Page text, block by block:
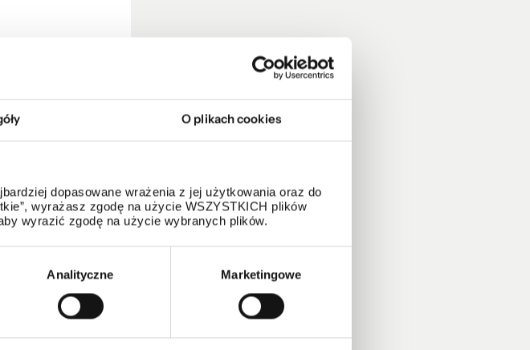
O plikach cookies
dopasowane wrażenia z jej użytkowania oraz do
wyrażasz zgodę na użycie WSZYSTKICH plików
wyrazić zgodę na użycie wybranych plików.
Analityczne Marketingowe